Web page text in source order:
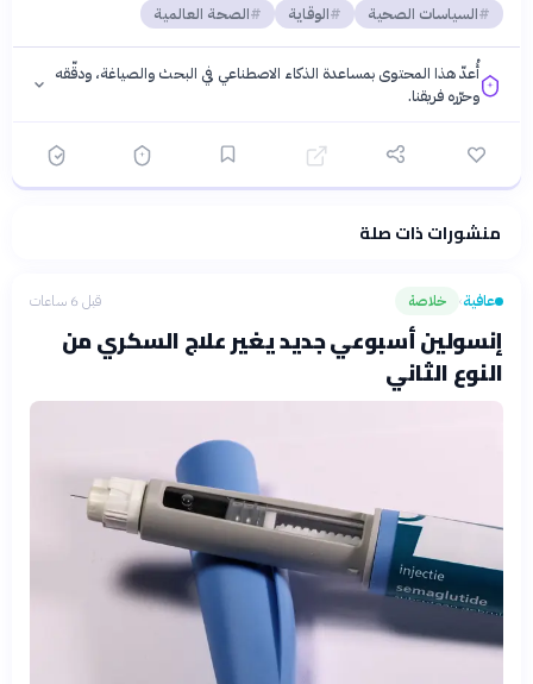
السياسات الصحية
الوقاية الصحة العالمية
أُعدّ هذا المحتوى بمساعدة الذكاء الاصطناعي في البحث والصياغة، ودقّقه
وحرّره فريقنا.
فلسفتنا المعرفية· سياسة الذكاء الاصطناعيمنشورات ذات صلة
عافية› خلاصة قبل 6 ساعات
إنسولين أسبوعي جديد يغير علاج السكري من
النوع الثاني